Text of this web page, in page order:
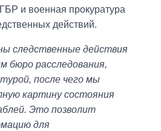
и военная прокуратура
действий.
следственные действия
бюро расследования,
после чего мы
картину состояния
Это позволит
для